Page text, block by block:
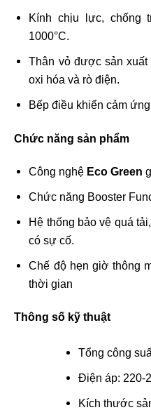
Kính chịu lực, chống
1000°C.
Thân vỏ được sản
oxi hóa và rò điện.
Bếp điều khiển cảm
Chức năng sản phẩm
Công nghệ Eco Green
Chức năng Booster
Hệ thống bảo vệ quá
có sự cố.
Chế độ hẹn giờ thông
thời gian
Thông số kỹ thuật
Tổng công
Điện áp: 220-
Kích thước